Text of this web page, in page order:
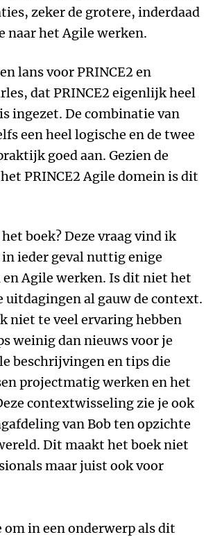
zeker de grotere, inderdaad
naar het Agile werken.
lans voor PRINCE2 en
dat PRINCE2 eigenlijk heel
ingezet. De combinatie van
een heel logische en de twee
goed aan. Gezien de
PRINCE2 Agile domein is dit
boek? Deze vraag vind ik
ieder geval nuttig enige
Agile werken. Is dit niet het
uitdagingen al gauw de context.
niet te veel ervaring hebben
weinig dan nieuws voor je
beschrijvingen en tips die
projectmatig werken en het
contextwisseling zie je ook
van Bob ten opzichte
Dit maakt het boek niet
maar juist ook voor
in een onderwerp als dit